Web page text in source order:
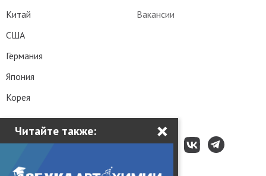
Читайте также: ×
Вакансии
Китай
США
Германия
Япония
Корея